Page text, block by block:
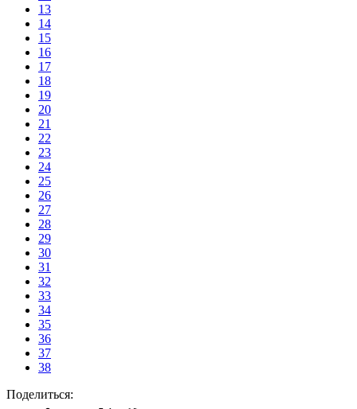
13
14
15
16
17
18
19
20
21
22
23
24
25
26
27
28
29
30
31
32
33
34
35
36
37
38
Поделиться: